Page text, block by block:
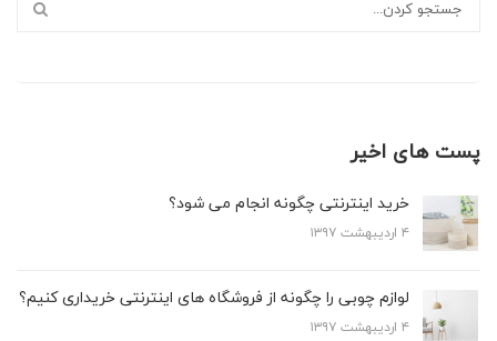
پست های اخیر
خرید اینترنتی چگونه انجام می شود؟
۴ اردیبهشت ۱۳۹۷
لوازم چوبی را چگونه از فروشگاه های اینترنتی خریداری کنیم؟
۴ اردیبهشت ۱۳۹۷